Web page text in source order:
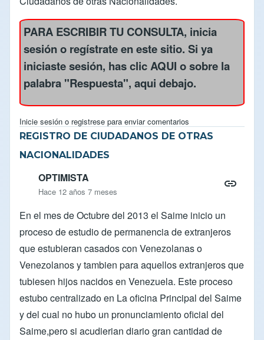
PARA ESCRIBIR TU CONSULTA, inicia
sesióno regístrate en este sitio. Si ya
iniciaste sesión, has clicAQUI o sobre la
palabra "Respuesta", aqui debajo.
Inicie sesión o registrese para enviar comentarios
REGISTRO DE CIUDADANOS DE OTRAS
NACIONALIDADES
OPTIMISTA
Hace 12 años 7 meses
En el mes de Octubre del 2013 el Saime inicio un
proceso de estudio de permanencia de extranjeros
que estubieran casados con Venezolanas o
Venezolanos y tambien para aquellos extranjeros que
tubiesen hijos nacidos en Venezuela. Este proceso
estubo centralizado en La oficina Principal del Saime
y del cual no hubo un pronunciamiento oficial del
Saime,pero si acudierian diario gran cantidad de